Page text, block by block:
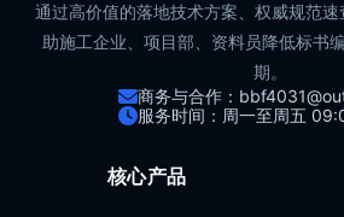
通过高价值的落地技术方案、权威规范
助施工企业、项目部、资料员降低标书
期。
商务与合作：
服务时间：周一至周五
核心产品